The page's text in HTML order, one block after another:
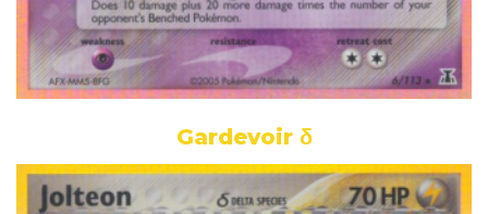
Gardevoir δ